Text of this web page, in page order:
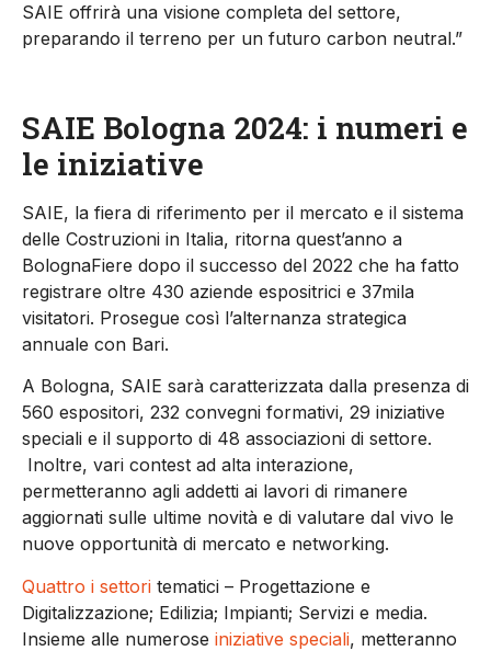
SAIE offrirà una visione completa del settore,
preparando il terreno per un futuro carbon neutral.”
SAIE Bologna 2024: i numeri e
le iniziative
SAIE, la fiera di riferimento per il mercato e il sistema
delle Costruzioni in Italia, ritorna quest’anno a
BolognaFiere dopo il successo del 2022 che ha fatto
registrare oltre 430 aziende espositrici e 37mila
visitatori. Prosegue così l’alternanza strategica
annuale con Bari.
A Bologna, SAIE sarà caratterizzata dalla presenza di
560 espositori, 232 convegni formativi, 29 iniziative
speciali e il supporto di 48 associazioni di settore.
Inoltre, vari contest ad alta interazione,
permetteranno agli addetti ai lavori di rimanere
aggiornati sulle ultime novità e di valutare dal vivo le
nuove opportunità di mercato e networking.
Quattro i settori tematici – Progettazione e
Digitalizzazione; Edilizia; Impianti; Servizi e media.
Insieme alle numerose iniziative speciali, metteranno